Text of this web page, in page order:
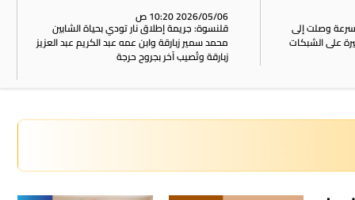
وصلت إلى
2026/05/06 10:20 ص
قلنسوة: جريمة إطلاق نار تودي بحياة الشابين
محمد سمير زبارقة وابن عمه عبد الكريم عبد العزيز
زبارقة وتُصيب آخر بجروح حرجة